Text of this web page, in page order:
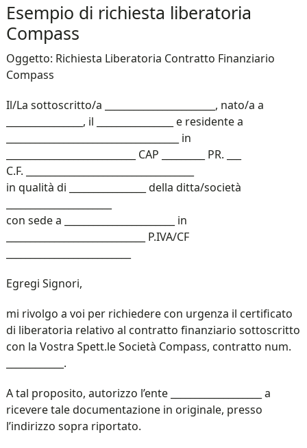
Esempio di richiesta liberatoria
Compass
Oggetto: Richiesta Liberatoria Contratto Finanziario
Compass
Il/La sottoscritto/a _______________________, nato/a a
________________, il ________________ e residente a
____________________________________ in
___________________________ CAP _________ PR. ___
C.F. ___________________________________
in qualità di ________________ della ditta/società
con sede a _______________________ in
_____________________________ P.IVA/CF
Egregi Signori,
mi rivolgo a voi per richiedere con urgenza il certificato
di liberatoria relativo al contratto finanziario sottoscritto
con la Vostra Spett.le Società Compass, contratto num.
____________.
A tal proposito, autorizzo l’ente ___________________ a
ricevere tale documentazione in originale, presso
l’indirizzo sopra riportato.